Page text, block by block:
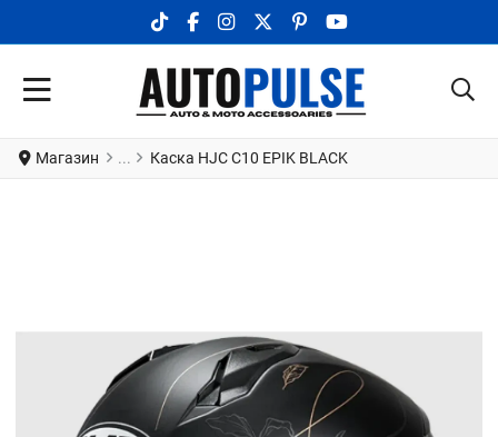
TIKTOK SOCIAL LINK
FACEBOOK SOCIAL LINK
INSTAGRAM SOCIAL LINK
X.COM SOCIAL LINK
PINTEREST SOCIAL LINK
YOUTUBE SOCIAL
Магазин Каска HJC C10 EPIK BLACK